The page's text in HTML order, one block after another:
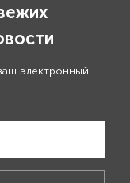
электронный